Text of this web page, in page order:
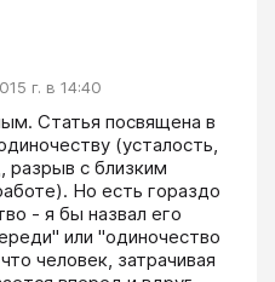
г. в 14:40
Статья посвящена в
(усталость,
разрыв с близким
Но есть гораздо
- я бы назвал его
или "одиночество
человек, затрачивая